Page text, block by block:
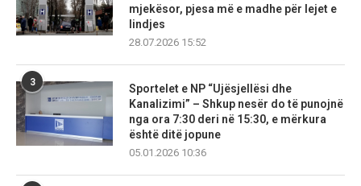
mjekësor, pjesa më e madhe për lejet e
lindjes
28.07.2026 15:52
3
Sportelet e NP “Ujësjellësi dhe
Kanalizimi” – Shkup nesër do të punojnë
nga ora 7:30 deri në 15:30, e mërkura
është ditë jopune
05.01.2026 10:36